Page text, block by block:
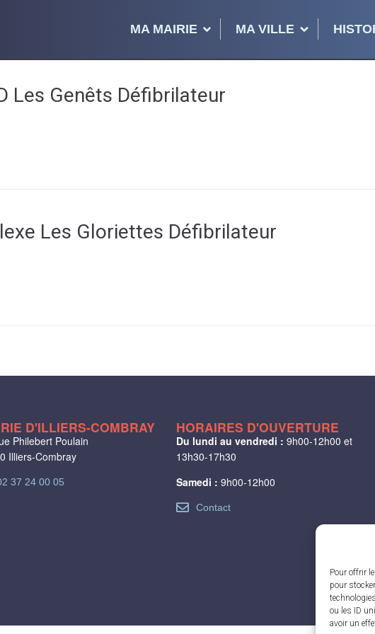
Pour offrir
pour
ou les ID
avoir un
MA MAIRIE MA VILLE
Les Genêts Défibrilateur
Les Gloriettes Défibrilateur
HORAIRES D'OUVERTURE
Du lundi au vendredi : 9h00-12h00 et
13h30-17h30
Samedi : 9h00-12h00
Contact
D'ILLIERS-COMBRAY
Philebert Poulain
Illiers-Combray
37 24 00 05